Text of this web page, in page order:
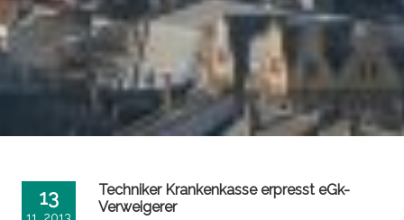
13
Techniker Krankenkasse erpresst eGk-
Verweigerer